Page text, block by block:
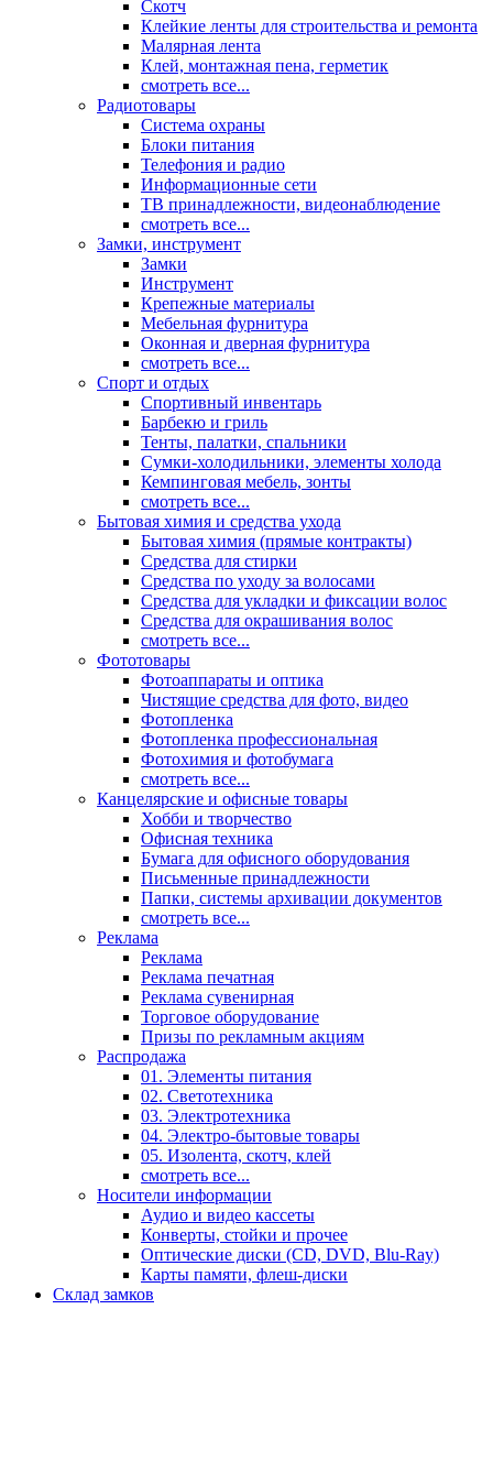
Скотч
Клейкие ленты для строительства и ремонта
Малярная лента
Клей, монтажная пена, герметик
смотреть все...
Радиотовары
Система охраны
Блоки питания
Телефония и радио
Информационные сети
ТВ принадлежности, видеонаблюдение
смотреть все...
Замки, инструмент
Замки
Инструмент
Крепежные материалы
Мебельная фурнитура
Оконная и дверная фурнитура
смотреть все...
Спорт и отдых
Спортивный инвентарь
Барбекю и гриль
Тенты, палатки, спальники
Сумки-холодильники, элементы холода
Кемпинговая мебель, зонты
смотреть все...
Бытовая химия и средства ухода
Бытовая химия (прямые контракты)
Средства для стирки
Средства по уходу за волосами
Средства для укладки и фиксации волос
Средства для окрашивания волос
смотреть все...
Фототовары
Фотоаппараты и оптика
Чистящие средства для фото, видео
Фотопленка
Фотопленка профессиональная
Фотохимия и фотобумага
смотреть все...
Канцелярские и офисные товары
Хобби и творчество
Офисная техника
Бумага для офисного оборудования
Письменные принадлежности
Папки, системы архивации документов
смотреть все...
Реклама
Реклама
Реклама печатная
Реклама сувенирная
Торговое оборудование
Призы по рекламным акциям
Распродажа
01. Элементы питания
02. Светотехника
03. Электротехника
04. Электро-бытовые товары
05. Изолента, скотч, клей
смотреть все...
Носители информации
Аудио и видео кассеты
Конверты, стойки и прочее
Оптические диски (CD, DVD, Blu-Ray)
Карты памяти, флеш-диски
Склад замков